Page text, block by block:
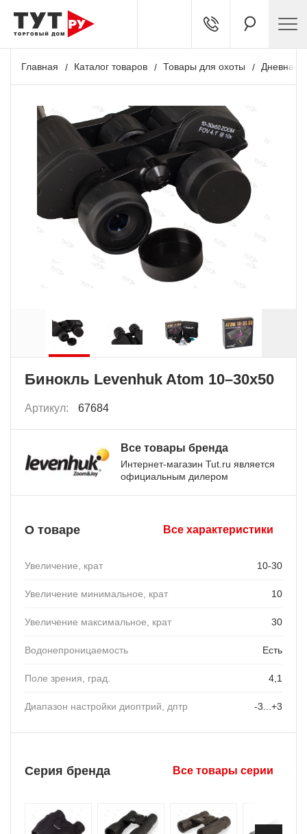
Главная Каталог товаров Товары для охоты Дневная
Бинокль Levenhuk Atom 10–30x50
Артикул: 67684
Все товары бренда
Интернет-магазин Tut.ru является
официальным дилером
О товаре Все характеристики
Увеличение, крат 10-30
Увеличение минимальное, крат 10
Увеличение максимальное, крат 30
Водонепроницаемость Есть
Поле зрения, град. 4,1
Диапазон настройки диоптрий, дптр -3...+3
Серия бренда Все товары серии